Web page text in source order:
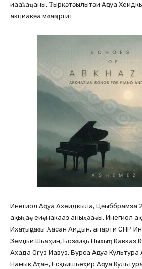
иааҟаҵаны, Ҭырқәтәылытәи Аԥсуа
акциақәа мҩаԥыргит.
Инегиол Аԥсуа Ахеидкыла, Цәыббрамза
ақыҭаҿ еиҿнакааз аныҳәаҿы, Инегиол
Ихаҭыԥуаҩы Ҳасан Аидын, апарти CHP
Земџьи Шьаҳин, Бозҩиқь Ныхыҵ Кавказ
Ахада Оӷуз Иавуз, Бурса Аԥсуа
Намық Аҭан, Есқьишьеҳир Аԥсуа